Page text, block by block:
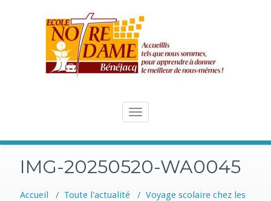
Toggle
IMG-20250520-WA0045
Accueil / Toute l'actualité / Voyage scolaire chez les